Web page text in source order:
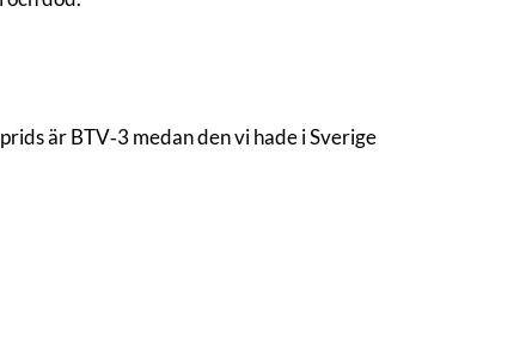
är BTV‑3 medan den vi hade i Sverige